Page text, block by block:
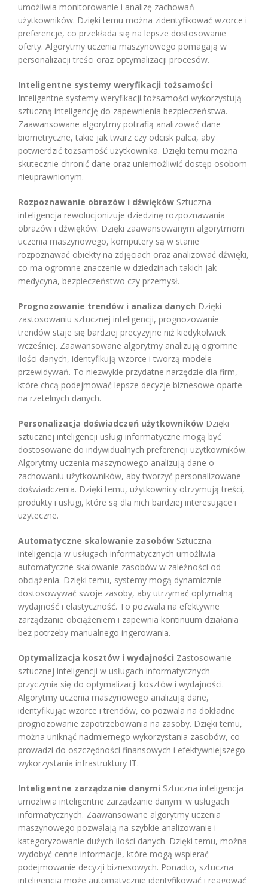
umożliwia monitorowanie i analizę zachowań
użytkowników. Dzięki temu można zidentyfikować wzorce i
preferencje, co przekłada się na lepsze dostosowanie
oferty. Algorytmy uczenia maszynowego pomagają w
personalizacji treści oraz optymalizacji procesów.
Inteligentne systemy weryfikacji tożsamości
Inteligentne systemy weryfikacji tożsamości wykorzystują
sztuczną inteligencję do zapewnienia bezpieczeństwa.
Zaawansowane algorytmy potrafią analizować dane
biometryczne, takie jak twarz czy odcisk palca, aby
potwierdzić tożsamość użytkownika. Dzięki temu można
skutecznie chronić dane oraz uniemożliwić dostęp osobom
nieuprawnionym.
Rozpoznawanie obrazów i dźwięków Sztuczna
inteligencja rewolucjonizuje dziedzinę rozpoznawania
obrazów i dźwięków. Dzięki zaawansowanym algorytmom
uczenia maszynowego, komputery są w stanie
rozpoznawać obiekty na zdjęciach oraz analizować dźwięki,
co ma ogromne znaczenie w dziedzinach takich jak
medycyna, bezpieczeństwo czy przemysł.
Prognozowanie trendów i analiza danych Dzięki
zastosowaniu sztucznej inteligencji, prognozowanie
trendów staje się bardziej precyzyjne niż kiedykolwiek
wcześniej. Zaawansowane algorytmy analizują ogromne
ilości danych, identyfikują wzorce i tworzą modele
przewidywań. To niezwykle przydatne narzędzie dla firm,
które chcą podejmować lepsze decyzje biznesowe oparte
na rzetelnych danych.
Personalizacja doświadczeń użytkowników Dzięki
sztucznej inteligencji usługi informatyczne mogą być
dostosowane do indywidualnych preferencji użytkowników.
Algorytmy uczenia maszynowego analizują dane o
zachowaniu użytkowników, aby tworzyć personalizowane
doświadczenia. Dzięki temu, użytkownicy otrzymują treści,
produkty i usługi, które są dla nich bardziej interesujące i
użyteczne.
Automatyczne skalowanie zasobów Sztuczna
inteligencja w usługach informatycznych umożliwia
automatyczne skalowanie zasobów w zależności od
obciążenia. Dzięki temu, systemy mogą dynamicznie
dostosowywać swoje zasoby, aby utrzymać optymalną
wydajność i elastyczność. To pozwala na efektywne
zarządzanie obciążeniem i zapewnia kontinuum działania
bez potrzeby manualnego ingerowania.
Optymalizacja kosztów i wydajności Zastosowanie
sztucznej inteligencji w usługach informatycznych
przyczynia się do optymalizacji kosztów i wydajności.
Algorytmy uczenia maszynowego analizują dane,
identyfikując wzorce i trendów, co pozwala na dokładne
prognozowanie zapotrzebowania na zasoby. Dzięki temu,
można uniknąć nadmiernego wykorzystania zasobów, co
prowadzi do oszczędności finansowych i efektywniejszego
wykorzystania infrastruktury IT.
Inteligentne zarządzanie danymi Sztuczna inteligencja
umożliwia inteligentne zarządzanie danymi w usługach
informatycznych. Zaawansowane algorytmy uczenia
maszynowego pozwalają na szybkie analizowanie i
kategoryzowanie dużych ilości danych. Dzięki temu, można
wydobyć cenne informacje, które mogą wspierać
podejmowanie decyzji biznesowych. Ponadto, sztuczna
inteligencja może automatycznie identyfikować i reagować